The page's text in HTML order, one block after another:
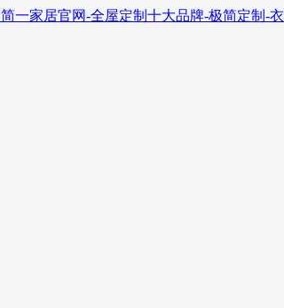
简一家居官网-全屋定制十大品牌-极简定制-